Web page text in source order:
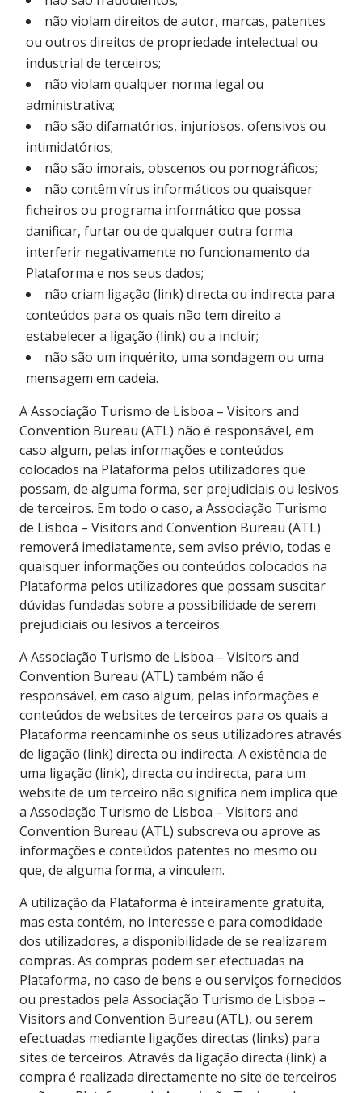
não violam direitos de autor, marcas, patentes
ou outros direitos de propriedade intelectual ou
industrial de terceiros;
não violam qualquer norma legal ou
administrativa;
não são difamatórios, injuriosos, ofensivos ou
intimidatórios;
não são imorais, obscenos ou pornográficos;
não contêm vírus informáticos ou quaisquer
ficheiros ou programa informático que possa
danificar, furtar ou de qualquer outra forma
interferir negativamente no funcionamento da
Plataforma e nos seus dados;
não criam ligação (link) directa ou indirecta para
conteúdos para os quais não tem direito a
estabelecer a ligação (link) ou a incluir;
não são um inquérito, uma sondagem ou uma
mensagem em cadeia.
A Associação Turismo de Lisboa – Visitors and
Convention Bureau (ATL) não é responsável, em
caso algum, pelas informações e conteúdos
colocados na Plataforma pelos utilizadores que
possam, de alguma forma, ser prejudiciais ou lesivos
de terceiros. Em todo o caso, a Associação Turismo
de Lisboa – Visitors and Convention Bureau (ATL)
removerá imediatamente, sem aviso prévio, todas e
quaisquer informações ou conteúdos colocados na
Plataforma pelos utilizadores que possam suscitar
dúvidas fundadas sobre a possibilidade de serem
prejudiciais ou lesivos a terceiros.
A Associação Turismo de Lisboa – Visitors and
Convention Bureau (ATL) também não é
responsável, em caso algum, pelas informações e
conteúdos de websites de terceiros para os quais a
Plataforma reencaminhe os seus utilizadores através
de ligação (link) directa ou indirecta. A existência de
uma ligação (link), directa ou indirecta, para um
website de um terceiro não significa nem implica que
a Associação Turismo de Lisboa – Visitors and
Convention Bureau (ATL) subscreva ou aprove as
informações e conteúdos patentes no mesmo ou
que, de alguma forma, a vinculem.
A utilização da Plataforma é inteiramente gratuita,
mas esta contém, no interesse e para comodidade
dos utilizadores, a disponibilidade de se realizarem
compras. As compras podem ser efectuadas na
Plataforma, no caso de bens e ou serviços fornecidos
ou prestados pela Associação Turismo de Lisboa –
Visitors and Convention Bureau (ATL), ou serem
efectuadas mediante ligações directas (links) para
sites de terceiros. Através da ligação directa (link) a
compra é realizada directamente no site de terceiros